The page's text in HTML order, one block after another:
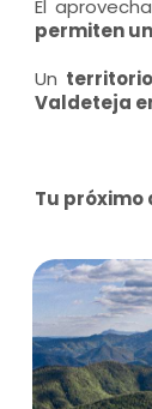
El
permiten
Un
Valdeteja
Tu próximo